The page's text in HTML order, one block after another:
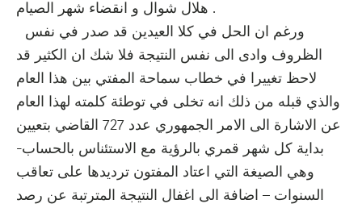
هلال شوال و انقضاء شهر الصيام .
الظروف وادى الى نفس النتيجة فلا شك ان الكثير قد
لاحظ تغييرا في خطاب سماحة المفتي بين هذا العام
والذي قبله من ذلك انه تخلى في توطئة كلمته لهذا العام
عن الاشارة الى الامر الجمهوري عدد 727 القاضي بتعيين
بداية كل شهر قمري بالرؤية مع الاستئناس بالحساب-
وهي الصيغة التي اعتاد المفتون ترديدها على تعاقب
السنوات – اضافة الى اغفال النتيجة المترتبة عن رصد